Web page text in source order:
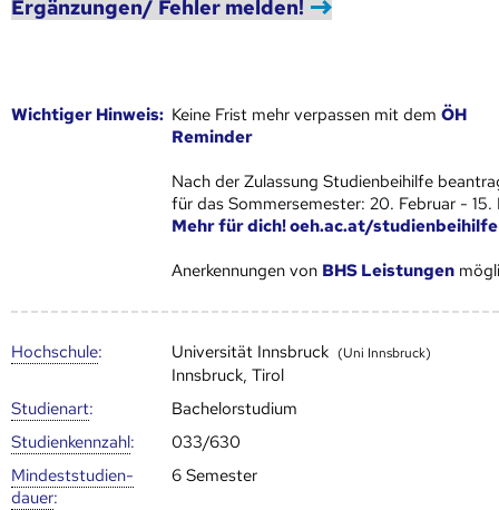
Ergänzungen/ Fehler melden!
Wich­ti­ger Hin­weis: Keine Frist mehr verpassen mit demÖH
Reminder
Nach der Zulassung Studienbeihilfe
für das Sommersemester: 20. Februar - 15.
Mehr für dich! oeh.ac.at/studienbeihilfe
Anerkennungen von BHS Leistungen
Hoch­schule: Universität Innsbruck (Uni Innsbruck)
Innsbruck, Tirol
Studienart:
Bachelorstudium
Studien­kenn­zahl:
033/630
Mindest­studien­
dauer:
6 Semester